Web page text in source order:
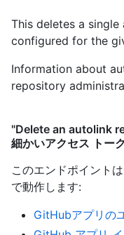
This deletes a
configured for the
Information about
repository
"Delete an autolink
細かいアクセス トー
このエンドポイント
で動作します:
GitHubアプリの